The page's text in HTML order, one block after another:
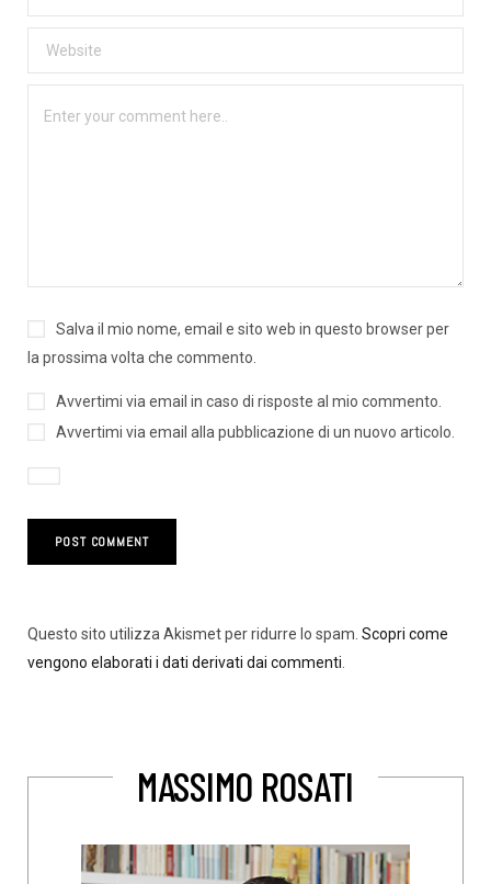
Salva il mio nome, email e sito web in questo browser per
la prossima volta che commento.
Avvertimi via email in caso di risposte al mio commento.
Avvertimi via email alla pubblicazione di un nuovo articolo.
Questo sito utilizza Akismet per ridurre lo spam. Scopri come
vengono elaborati i dati derivati dai commenti.
MASSIMO ROSATI